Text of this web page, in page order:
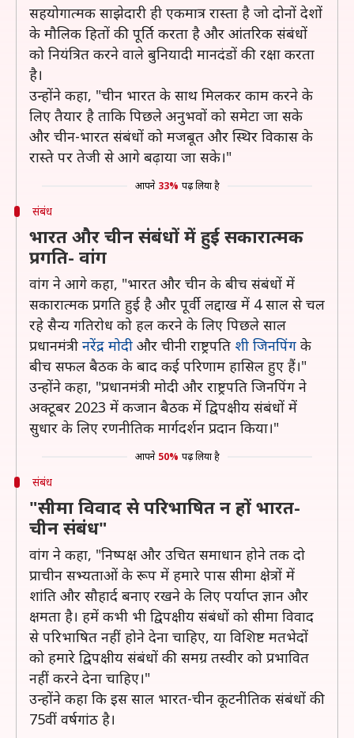
सहयोगात्मक साझेदारी ही एकमात्र रास्ता है जो दोनों देशों
के मौलिक हितों की पूर्ति करता है और आंतरिक संबंधों
को नियंत्रित करने वाले बुनियादी मानदंडों की रक्षा करता
है।
उन्होंने कहा, "चीन भारत के साथ मिलकर काम करने के
लिए तैयार है ताकि पिछले अनुभवों को समेटा जा सके
और चीन-भारत संबंधों को मजबूत और स्थिर विकास के
रास्ते पर तेजी से आगे बढ़ाया जा सके।"
आपने 33% पढ़ लिया है
संबंध
भारत और चीन संबंधों में हुई सकारात्मक
प्रगति- वांग
वांग ने आगे कहा, "भारत और चीन के बीच संबंधों में
सकारात्मक प्रगति हुई है और पूर्वी लद्दाख में 4 साल से चल
रहे सैन्य गतिरोध को हल करने के लिए पिछले साल
प्रधानमंत्री नरेंद्र मोदी और चीनी राष्ट्रपति शी जिनपिंग के
बीच सफल बैठक के बाद कई परिणाम हासिल हुए हैं।"
उन्होंने कहा, "प्रधानमंत्री मोदी और राष्ट्रपति जिनपिंग ने
अक्टूबर 2023 में कजान बैठक में द्विपक्षीय संबंधों में
सुधार के लिए रणनीतिक मार्गदर्शन प्रदान किया।"
आपने 50% पढ़ लिया है
संबंध
"सीमा विवाद से परिभाषित न हों भारत-
चीन संबंध"
वांग ने कहा, "निष्पक्ष और उचित समाधान होने तक दो
प्राचीन सभ्यताओं के रूप में हमारे पास सीमा क्षेत्रों में
शांति और सौहार्द बनाए रखने के लिए पर्याप्त ज्ञान और
क्षमता है। हमें कभी भी द्विपक्षीय संबंधों को सीमा विवाद
से परिभाषित नहीं होने देना चाहिए, या विशिष्ट मतभेदों
को हमारे द्विपक्षीय संबंधों की समग्र तस्वीर को प्रभावित
नहीं करने देना चाहिए।"
उन्होंने कहा कि इस साल भारत-चीन कूटनीतिक संबंधों की
75वीं वर्षगांठ है।